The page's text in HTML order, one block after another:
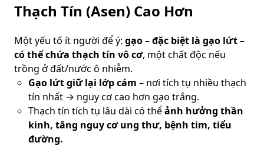
Thạch Tín (Asen) Cao Hơn
Một yếu tố ít người để ý: gạo – đặc biệt là gạo lứt –
có thể chứa thạch tín vô cơ, một chất độc nếu
trồng ở đất/nước ô nhiễm.
Gạo lứt giữ lại lớp cám – nơi tích tụ nhiều thạch
tín nhất → nguy cơ cao hơn gạo trắng.
Thạch tín tích tụ lâu dài có thểảnh hưởng thần
kinh, tăng nguy cơ ung thư, bệnh tim, tiểu
đường.